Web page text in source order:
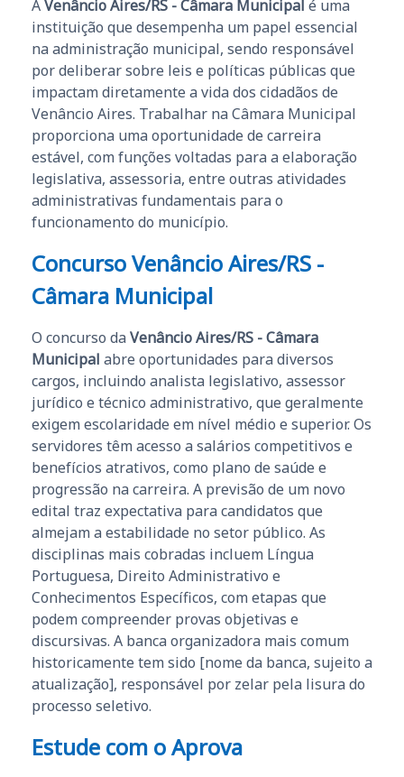
AVenâncio Aires/RS - Câmara Municipal é uma
instituição que desempenha um papel essencial
na administração municipal, sendo responsável
por deliberar sobre leis e políticas públicas que
impactam diretamente a vida dos cidadãos de
Venâncio Aires. Trabalhar na Câmara Municipal
proporciona uma oportunidade de carreira
estável, com funções voltadas para a elaboração
legislativa, assessoria, entre outras atividades
administrativas fundamentais para o
funcionamento do município.
Concurso Venâncio Aires/RS -
Câmara Municipal
O concurso da Venâncio Aires/RS - Câmara
Municipal abre oportunidades para diversos
cargos, incluindo analista legislativo, assessor
jurídico e técnico administrativo, que geralmente
exigem escolaridade em nível médio e superior. Os
servidores têm acesso a salários competitivos e
benefícios atrativos, como plano de saúde e
progressão na carreira. A previsão de um novo
edital traz expectativa para candidatos que
almejam a estabilidade no setor público. As
disciplinas mais cobradas incluem Língua
Portuguesa, Direito Administrativo e
Conhecimentos Específicos, com etapas que
podem compreender provas objetivas e
discursivas. A banca organizadora mais comum
historicamente tem sido [nome da banca, sujeito a
atualização], responsável por zelar pela lisura do
processo seletivo.
Estude com o Aprova